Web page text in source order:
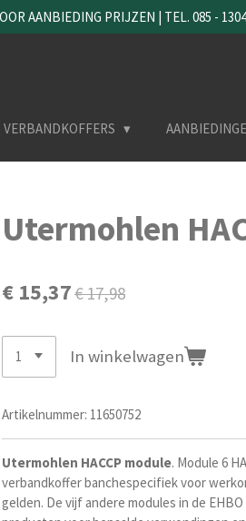
AANBIEDING PRIJZEN | TEL. 085 -
VERBANDKOFFERS
Utermohlen
€ 15,37€ 17,98
In winkelwagen
Artikelnummer: 11650752
Utermohlen HACCP module. Module 6
verbandkoffer banchespecifiek voor
gelden. De vijf andere modules in de